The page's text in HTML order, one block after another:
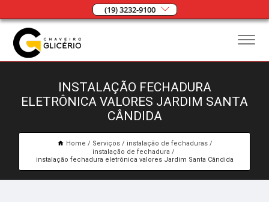
(19) 3232-9100
INSTALAÇÃO FECHADURA
ELETRÔNICA VALORES JARDIM SANTA
CÂNDIDA
Home Serviços
instalação de fechaduras
instalação de fechadura
instalação fechadura eletrônica valores Jardim Santa Cândida